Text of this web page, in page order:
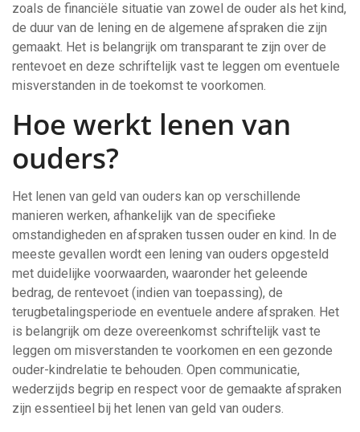
zoals de financiële situatie van zowel de ouder als het kind,
de duur van de lening en de algemene afspraken die zijn
gemaakt. Het is belangrijk om transparant te zijn over de
rentevoet en deze schriftelijk vast te leggen om eventuele
misverstanden in de toekomst te voorkomen.
Hoe werkt lenen van
ouders?
Het lenen van geld van ouders kan op verschillende
manieren werken, afhankelijk van de specifieke
omstandigheden en afspraken tussen ouder en kind. In de
meeste gevallen wordt een lening van ouders opgesteld
met duidelijke voorwaarden, waaronder het geleende
bedrag, de rentevoet (indien van toepassing), de
terugbetalingsperiode en eventuele andere afspraken. Het
is belangrijk om deze overeenkomst schriftelijk vast te
leggen om misverstanden te voorkomen en een gezonde
ouder-kindrelatie te behouden. Open communicatie,
wederzijds begrip en respect voor de gemaakte afspraken
zijn essentieel bij het lenen van geld van ouders.